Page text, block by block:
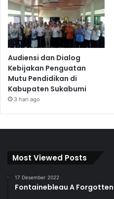
Audiensi dan Dialog
Kebijakan Penguatan
Mutu Pendidikan di
Kabupaten Sukabumi
3 hari ago
Most Viewed Posts
17 Desember 2022
Fontainebleau A